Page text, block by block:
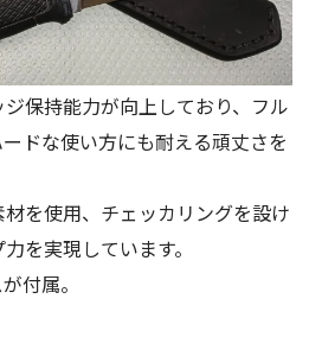
保持能力が向上しており、フル
ドな使い方にも耐える頑丈さを
を使用、チェッカリングを設け
を実現しています。
付属。